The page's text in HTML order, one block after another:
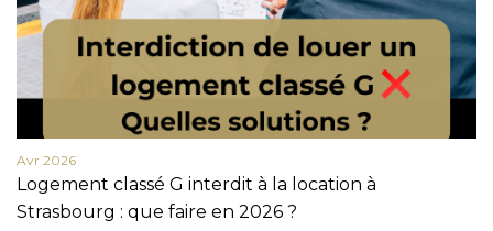
Avr 2026
Logement classé G interdit à la location à
Strasbourg : que faire en 2026 ?